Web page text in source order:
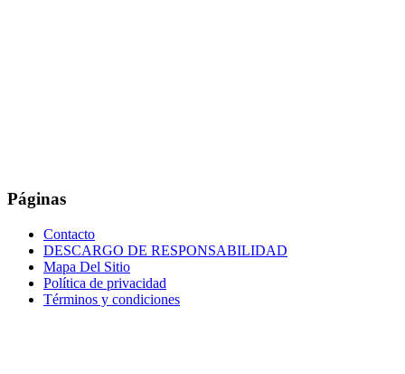
Páginas
Contacto
DESCARGO DE RESPONSABILIDAD
Mapa Del Sitio
Política de privacidad
Términos y condiciones